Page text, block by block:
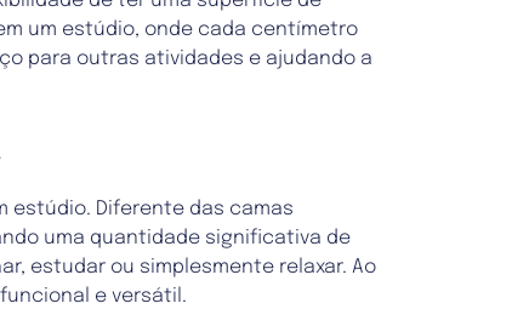
um estúdio, onde cada centímetro
para outras atividades e ajudando a
estúdio. Diferente das camas
uma quantidade significativa de
estudar ou simplesmente relaxar. Ao
e versátil.